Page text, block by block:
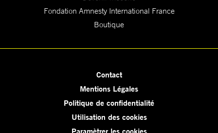
Fondation Amnesty International France
Boutique
Contact
Mentions Légales
Politique de confidentialité
Utilisation des cookies